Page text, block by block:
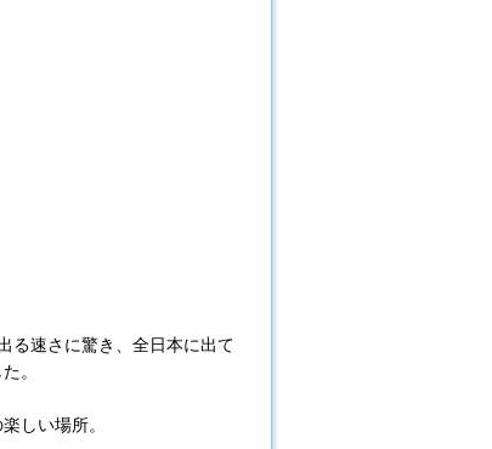
る速さに驚き、全日本に出て
。
しい場所。